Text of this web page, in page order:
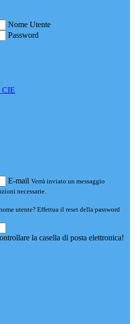
Nome Utente
Password
CIE
E-mail Verrà inviato un messaggio
necessarie.
utente? Effettua il reset della password
la casella di posta elettronica!